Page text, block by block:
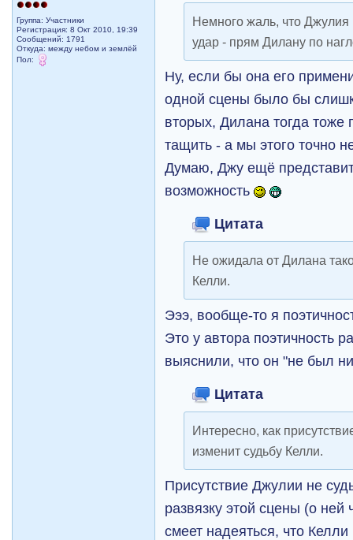
Группа: Участники
Регистрация: 8 Окт 2010, 19:39
Сообщений: 1791
Откуда: между небом и землёй
Пол:
Немного жаль, что
удар - прям Дилану по
Ну, если бы она его
одной сцены было бы
вторых, Дилана тогда тоже
тащить - а мы этого точно
Думаю, Джу ещё
возможность
Цитата
Не ожидала от Дилана
Келли.
Эээ, вообще-то я
Это у автора поэтичность
выяснили, что он "не был
Цитата
Интересно, как
изменит судьбу Келли.
Присутствие Джулии не
развязку этой сцены (о ней
смеет надеяться, что